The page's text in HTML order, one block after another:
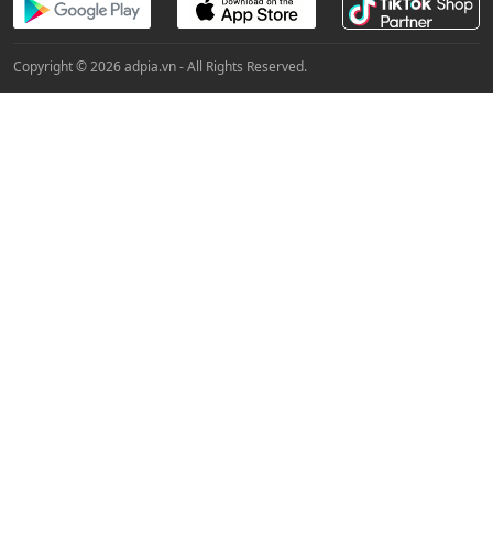
Cách trở thành KOC Affiliate dù chỉ có vài nghìn follower
Kiếm Tiền Với Shopee Affiliate Cho Người Mới Bắt Đầu: